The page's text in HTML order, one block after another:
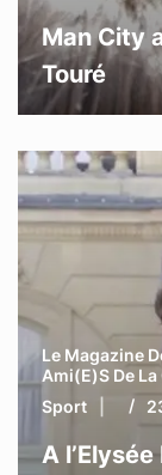
Man City
Touré
Le Magazine
Ami(e)s De La
Sport
A